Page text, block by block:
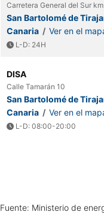
Carretera General del Sur
San Bartolomé de
Canaria / Ver en el
L-D: 24H
DISA
Calle Tamarán 10
San Bartolomé de
Canaria / Ver en el
L-D: 08:00-20:00
Fuente: Ministerio de